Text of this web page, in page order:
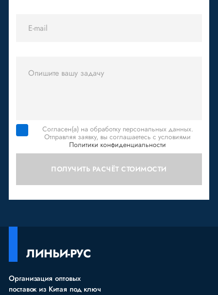
Согласен(а) на обработку персональных данных.
Отправляя заявку, вы соглашаетесь с условиями
Политики конфиденциальности
ПОЛУЧИТЬ РАСЧЁТ СТОИМОСТИ
ЛИНЬИ-РУС
Организация оптовых
поставок из Китая под ключ